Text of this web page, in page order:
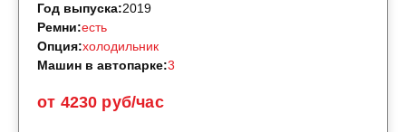
от 4230 руб/час
Год выпуска:2019
Ремни:есть
Опция:холодильник
Машин в автопарке:3